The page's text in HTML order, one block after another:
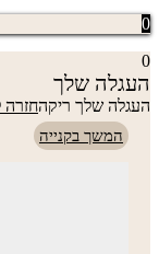
0
0
העגלה שלך
העגלה שלך ריקהחזרה
המשך בקנייה